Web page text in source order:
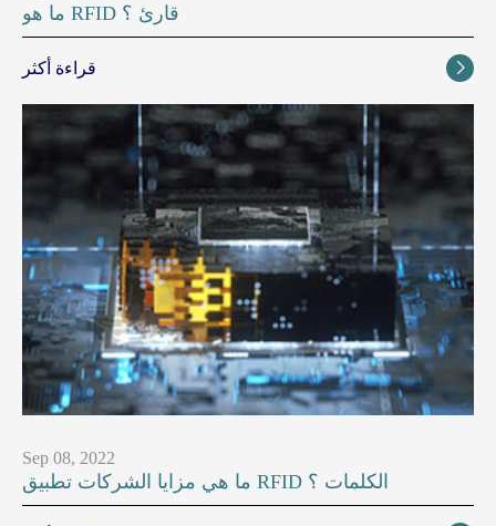
ما هو RFID قارئ ؟
قراءة أكثر 
Sep 08, 2022
ما هي مزايا الشركات تطبيق RFID الكلمات ؟